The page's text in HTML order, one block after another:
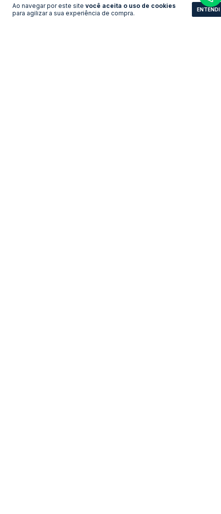
Ao navegar por este site você aceita o uso de cookies
para agilizar a sua experiência de compra.
ENTENDI